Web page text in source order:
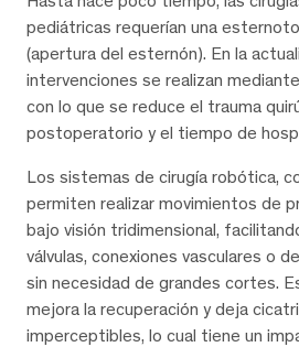
pediátricas requerían una
(apertura del esternón). En la
intervenciones se realizan
con lo que se reduce el trauma
postoperatorio y el tiempo de
Los sistemas de cirugía robótica,
permiten realizar movimientos de
bajo visión tridimensional,
válvulas, conexiones vasculares o
sin necesidad de grandes cortes.
mejora la recuperación y deja
imperceptibles, lo cual tiene un